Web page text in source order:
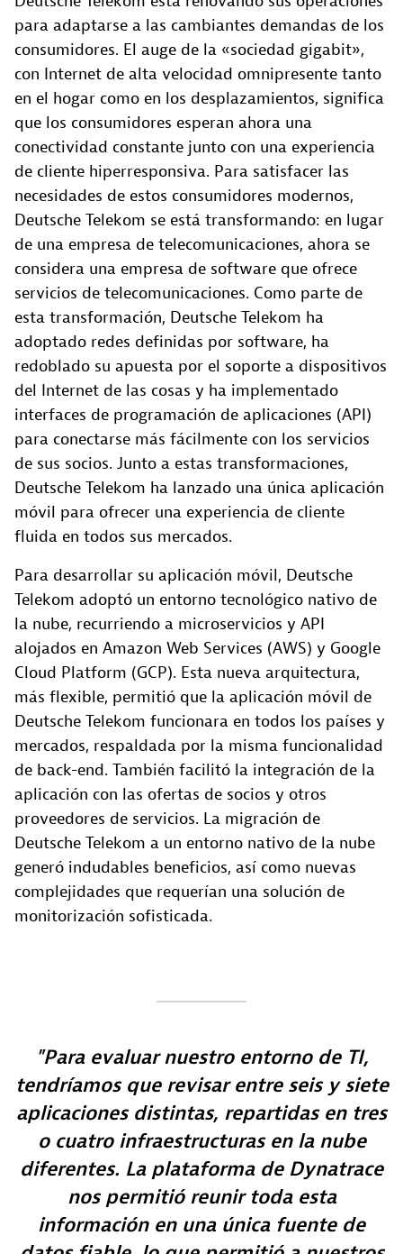
para adaptarse a las cambiantes demandas de los
consumidores. El auge de la «sociedad gigabit»,
con Internet de alta velocidad omnipresente tanto
en el hogar como en los desplazamientos, significa
que los consumidores esperan ahora una
conectividad constante junto con una experiencia
de cliente hiperresponsiva. Para satisfacer las
necesidades de estos consumidores modernos,
Deutsche Telekom se está transformando: en lugar
de una empresa de telecomunicaciones, ahora se
considera una empresa de software que ofrece
servicios de telecomunicaciones. Como parte de
esta transformación, Deutsche Telekom ha
adoptado redes definidas por software, ha
redoblado su apuesta por el soporte a dispositivos
del Internet de las cosas y ha implementado
interfaces de programación de aplicaciones (API)
para conectarse más fácilmente con los servicios
de sus socios. Junto a estas transformaciones,
Deutsche Telekom ha lanzado una única aplicación
móvil para ofrecer una experiencia de cliente
fluida en todos sus mercados.
Para desarrollar su aplicación móvil, Deutsche
Telekom adoptó un entorno tecnológico nativo de
la nube, recurriendo a microservicios y API
alojados en Amazon Web Services (AWS) y Google
Cloud Platform (GCP). Esta nueva arquitectura,
más flexible, permitió que la aplicación móvil de
Deutsche Telekom funcionara en todos los países y
mercados, respaldada por la misma funcionalidad
de back-end. También facilitó la integración de la
aplicación con las ofertas de socios y otros
proveedores de servicios. La migración de
Deutsche Telekom a un entorno nativo de la nube
generó indudables beneficios, así como nuevas
complejidades que requerían una solución de
monitorización sofisticada.
Para evaluar nuestro entorno de TI,
tendríamos que revisar entre seis y siete
aplicaciones distintas, repartidas en tres
o cuatro infraestructuras en la nube
diferentes. La plataforma de Dynatrace
nos permitió reunir toda esta
información en una única fuente de